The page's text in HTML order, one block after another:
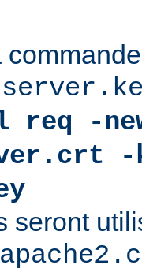
req -
-
seront